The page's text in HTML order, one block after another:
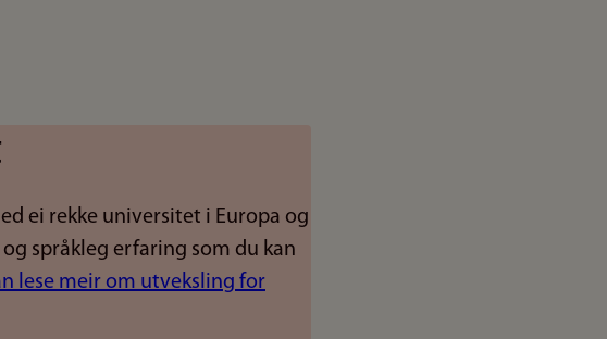
ei rekke universitet i Europa og
språkleg erfaring som du kan
lese meir om utveksling for